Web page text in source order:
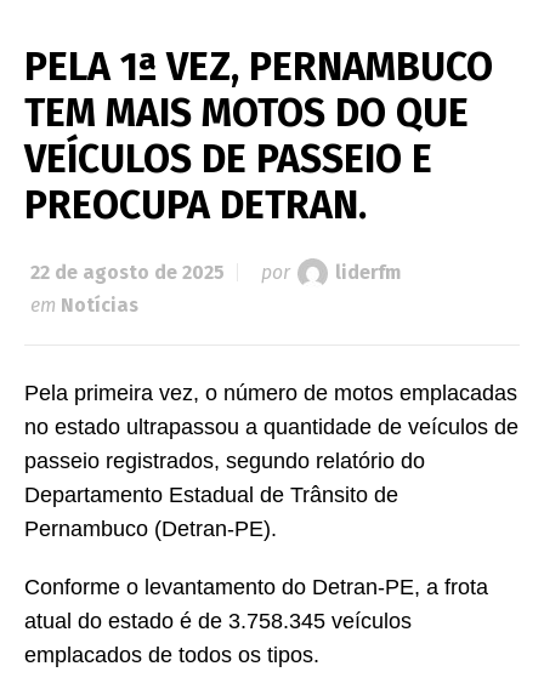
PELA 1ª VEZ, PERNAMBUCO
TEM MAIS MOTOS DO QUE
VEÍCULOS DE PASSEIO E
PREOCUPA DETRAN.
22 de agosto de 2025 por
liderfm
em Notícias
Pela primeira vez, o número de motos emplacadas
no estado ultrapassou a quantidade de veículos de
passeio registrados, segundo relatório do
Departamento Estadual de Trânsito de
Pernambuco (Detran-PE).
Conforme o levantamento do Detran-PE, a frota
atual do estado é de 3.758.345 veículos
emplacados de todos os tipos.